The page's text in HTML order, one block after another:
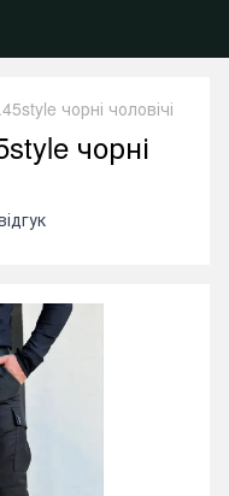
чорні чоловічі
чорні